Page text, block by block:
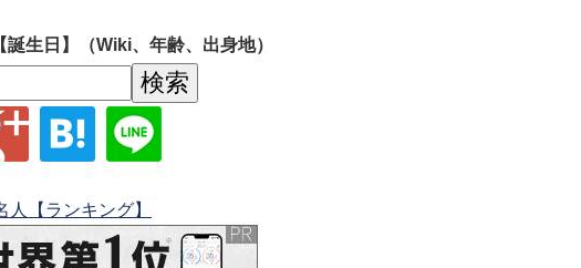
生日】（Wiki、年齢、出身地）
【ランキング】